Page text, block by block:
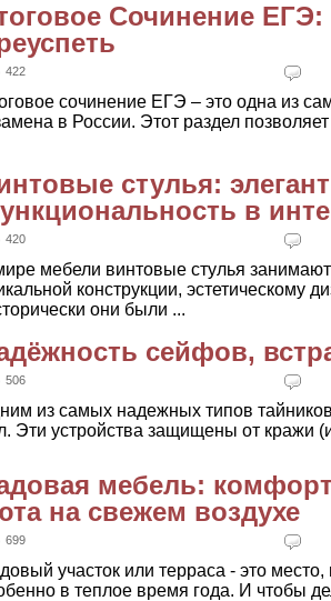
Сочинение ЕГЭ:
422
сочинение ЕГЭ – это одна из
в России. Этот раздел
стулья:
в
420
мебели винтовые стулья
конструкции, эстетическому
они были ...
сейфов,
506
из самых надежных типов
Эти устройства защищены от кражи
мебель:
на свежем воздухе
699
участок или терраса - это
в теплое время года. И чтобы